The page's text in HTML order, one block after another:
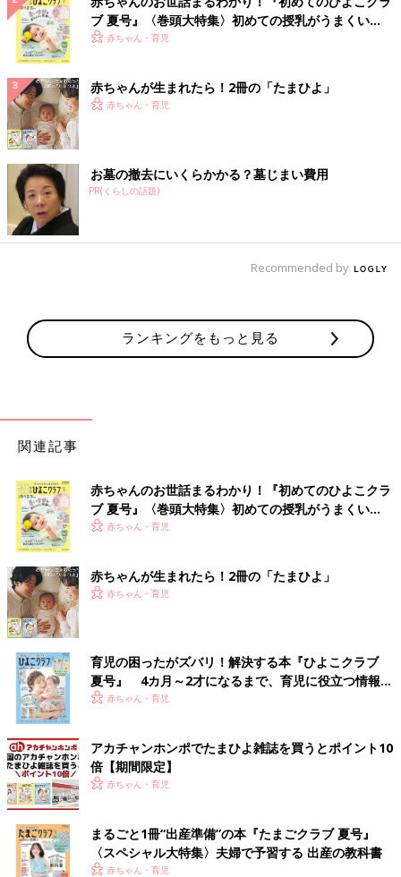
ブ 夏号』〈巻頭大特集〉初めての授乳がうまくい
く！ おっぱい・ミルクの基本と夏のトラブル 解決テ
赤ちゃん・育児
赤ちゃんが生まれたら！2冊の「たまひよ」
赤ちゃん・育児
お墓の撤去にいくらかかる？墓じまい費用
PR(くらしの話題)
Recommended by
ランキングをもっと見る
関連記事
赤ちゃんのお世話まるわかり！『初めてのひよこクラ
ブ 夏号』〈巻頭大特集〉初めての授乳がうまくい
く！ おっぱい・ミルクの基本と夏のトラブル 解決テ
赤ちゃん・育児
赤ちゃんが生まれたら！2冊の「たまひよ」
赤ちゃん・育児
育児の困ったがズバリ！解決する本『ひよこクラブ
夏号』 4カ月～2才になるまで、育児に役立つ情報が
いっぱい！
赤ちゃん・育児
アカチャンホンポでたまひよ雑誌を買うとポイント10
倍【期間限定】
赤ちゃん・育児
まるごと1冊“出産準備”の本『たまごクラブ 夏号』
〈スペシャル大特集〉夫婦で予習する 出産の教科書
赤ちゃん・育児